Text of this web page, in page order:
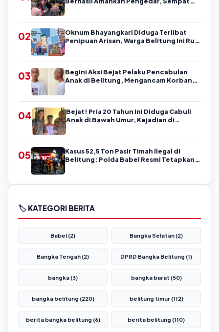
02
Oknum Bhayangkari Diduga Terlibat
Penipuan Arisan, Warga Belitung Ini Rugi
03
Begini Aksi Bejat Pelaku Pencabulan
Anak di Belitung, Mengancam Korban
04
Bejat! Pria 20 Tahun Ini Diduga Cabuli
Anak di Bawah Umur, Kejadian di
05
Kasus 52,5 Ton Pasir Timah Ilegal di
Belitung: Polda Babel Resmi Tetapkan 4
🏷️ KATEGORI BERITA
Babel (2) Bangka Selatan (2)
Bangka Tengah (2) DPRD Bangka Belitung (1)
bangka (3) bangka barat (50)
bangka belitung (220) belitung timur (112)
berita bangka belitung (6) berita belitung (110)